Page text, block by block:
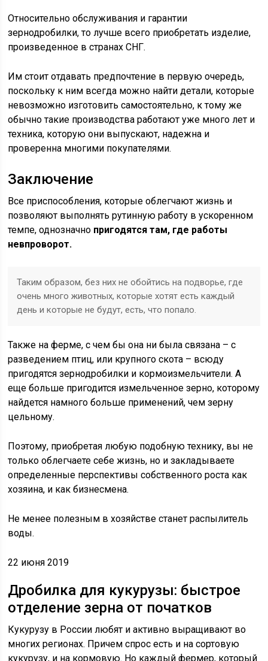
Относительно обслуживания и гарантии
зернодробилки, то лучше всего приобретать изделие,
произведенное в странах СНГ.
Им стоит отдавать предпочтение в первую очередь,
поскольку к ним всегда можно найти детали, которые
невозможно изготовить самостоятельно, к тому же
обычно такие производства работают уже много лет и
техника, которую они выпускают, надежна и
проверенна многими покупателями.
Заключение
Все приспособления, которые облегчают жизнь и
позволяют выполнять рутинную работу в ускоренном
темпе, однозначно пригодятся там, где работы
невпроворот.
Таким образом, без них не обойтись на подворье, где
очень много животных, которые хотят есть каждый
день и которые не будут, есть, что попало.
Также на ферме, с чем бы она ни была связана – с
разведением птиц, или крупного скота – всюду
пригодятся зернодробилки и кормоизмельчители. А
еще больше пригодится измельченное зерно, которому
найдется намного больше применений, чем зерну
цельному.
Поэтому, приобретая любую подобную технику, вы не
только облегчаете себе жизнь, но и закладываете
определенные перспективы собственного роста как
хозяина, и как бизнесмена.
Не менее полезным в хозяйстве станет распылитель
воды.
22 июня 2019
Дробилка для кукурузы: быстрое
отделение зерна от початков
Кукурузу в России любят и активно выращивают во
многих регионах. Причем спрос есть и на сортовую
кукурузу, и на кормовую. Но каждый фермер, который